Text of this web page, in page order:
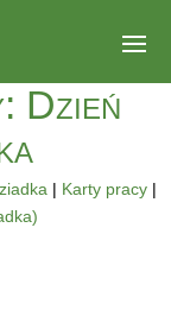
Dzień
| Karty pracy|